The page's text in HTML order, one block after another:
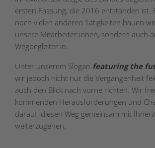
ersten Fassung, die 2016 entstanden ist.
noch vielen anderen Tätigkeiten bauen
unsere Mitarbeiter:innen, sondern auch
Wegbegleiter:in.
Unter unserem Slogan featuring the
wir jedoch nicht nur die Vergangenheit
auch den Blick nach vorne richten. Wir
kommenden Herausforderungen und
darauf, diesen Weg gemeinsam mit
weiterzugehen.